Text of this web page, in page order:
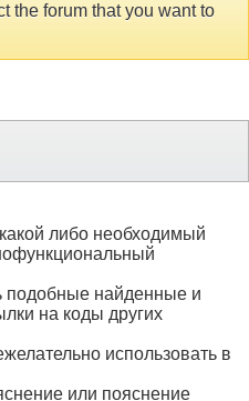
the forum that you want to
либо необходимый
подобные найденные и
на коды других
использовать в
или пояснение